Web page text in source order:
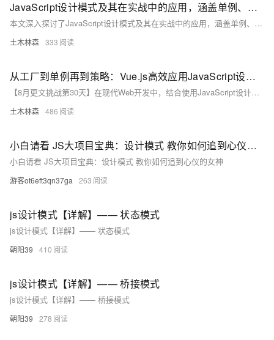
JavaScript设计模式及其在实战中的应用，涵盖单例、工厂、观察者、装饰器和策略模式
本文深入探讨了JavaScript设计模式及其在实战中的应用，涵盖单例、工厂、观察者、装饰器和策略模式，结合电商网站案例，展示了设计模式如何提升代码的可维护性、扩展性和可读性，强调了其在前端开发中的重要性。
土木林森 333
从工厂到单例再到策略：Vue.js高效应用JavaScript设计模式
【8月更文挑战第30天】在现代Web开发中，结合使用JavaScript设计模式与框架如Vue.js能显著提升代码质量和项目的可维护性。本文探讨了常见JavaScript设计模式及其在Vue.js中的应用。通过具体示例介绍了工厂模式、单例模式和策略模式的应用场景及其实现方法。例如，工厂模式通过`NavFactory`根据用户角色动态创建不同的导航栏组件；单例模式则通过全局事件总线`eventBus`实现跨组件通信；策略模式用于处理不同的表单验证规则。这些设计模式的应用不仅提高了代码的复用性和灵活性，还增强了Vue应用的整体质量。
土木林森 486
小白请看 JS大项目宝典：设计模式 教你如何追到心仪的女神
小白请看 JS大项目宝典：设计模式 教你如何追到心仪的女神
游客ot6eft3qn37ga 263
js设计模式【详解】—— 状态模式
js设计模式【详解】—— 状态模式
朝阳39 410
js设计模式【详解】—— 桥接模式
js设计模式【详解】—— 桥接模式
朝阳39 278